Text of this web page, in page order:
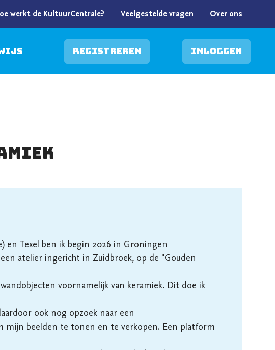
werkt de KultuurCentrale? Veelgestelde vragen Over ons
Registreren Inloggen
en Texel ben ik begin 2026 in Groningen
atelier ingericht in Zuidbroek, op de "Gouden
voornamelijk van keramiek. Dit doe ik
ook nog opzoek naar een
mijn beelden te tonen en te verkopen. Een platform